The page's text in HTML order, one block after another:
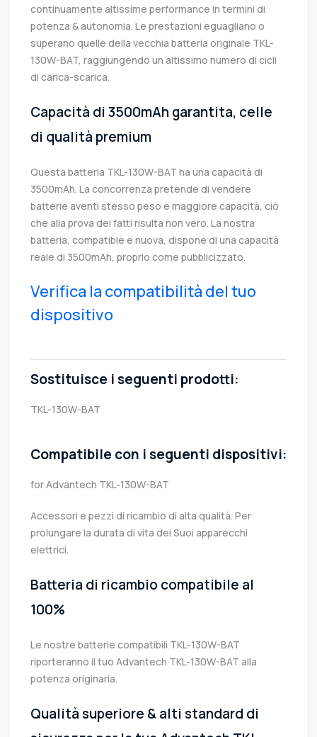
continuamente altissime performance in termini di
potenza & autonomia. Le prestazioni eguagliano o
superano quelle della vecchia batteria originale TKL-
130W-BAT, raggiungendo un altissimo numero di cicli
di carica-scarica.
Capacità di 3500mAh garantita, celle
di qualità premium
Questa batteria TKL-130W-BAT ha una capacità di
3500mAh. La concorrenza pretende di vendere
batterie aventi stesso peso e maggiore capacità, ciò
che alla prova dei fatti risulta non vero. La nostra
batteria, compatible e nuova, dispone di una capacità
reale di 3500mAh, proprio come pubblicizzato.
Verifica la compatibilità del tuo
dispositivo
Sostituisce i seguenti prodotti:
TKL-130W-BAT
Compatibile con i seguenti dispositivi:
for Advantech TKL-130W-BAT
Accessori e pezzi di ricambio di alta qualità. Per
prolungare la durata di vita dei Suoi apparecchi
elettrici.
Batteria di ricambio compatibile al
100%
Le nostre batterie compatibili TKL-130W-BAT
riporteranno il tuo Advantech TKL-130W-BAT alla
potenza originaria.
Qualità superiore & alti standard di